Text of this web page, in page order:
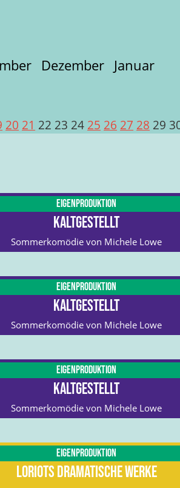
Dezember Januar
20 21 22 23 24 25 26 27 28 29
Eigenproduktion
Kaltgestellt
Sommerkomödie von Michele Lowe
Eigenproduktion
Kaltgestellt
Sommerkomödie von Michele Lowe
Eigenproduktion
Kaltgestellt
Sommerkomödie von Michele Lowe
Eigenproduktion
Loriots dramatische Werke